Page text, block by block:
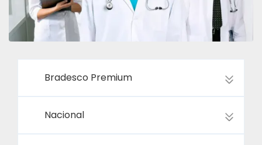
Bradesco Premium
Nacional